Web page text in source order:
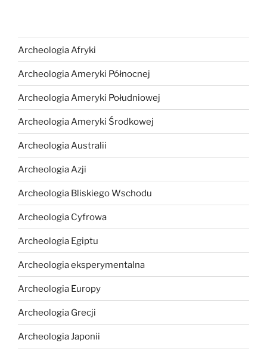
Archeologia Afryki
Archeologia Ameryki Północnej
Archeologia Ameryki Południowej
Archeologia Ameryki Środkowej
Archeologia Australii
Archeologia Azji
Archeologia Bliskiego Wschodu
Archeologia Cyfrowa
Archeologia Egiptu
Archeologia eksperymentalna
Archeologia Europy
Archeologia Grecji
Archeologia Japonii